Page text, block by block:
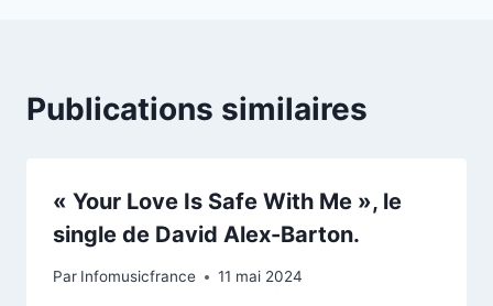
Publications similaires
« Your Love Is Safe With Me », le
single de David Alex-Barton.
Par Infomusicfrance 11 mai 2024